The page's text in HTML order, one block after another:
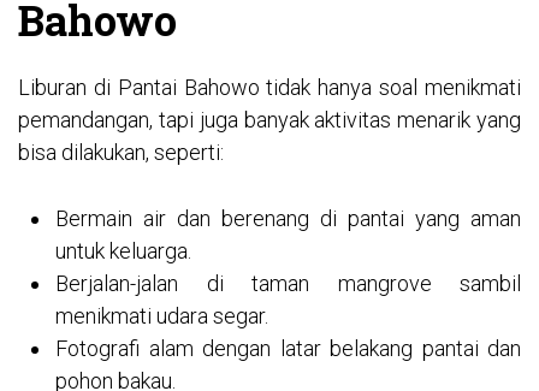
Bahowo
Liburan di Pantai Bahowo tidak hanya soal menikmati
pemandangan, tapi juga banyak aktivitas menarik yang
bisa dilakukan, seperti:
Bermain air dan berenang di pantai yang aman
untuk keluarga.
Berjalan-jalan di taman mangrove sambil
menikmati udara segar.
Fotografi alam dengan latar belakang pantai dan
pohon bakau.